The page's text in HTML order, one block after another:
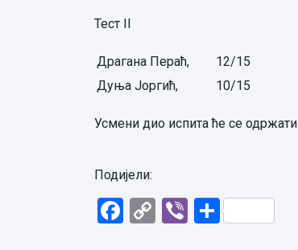
Тест II
Драгана Пераћ,
12/15
Дуња Јоргић,
10/15
Усмени дио испита ће се
Подијели:
Facebook
CopyViberShare